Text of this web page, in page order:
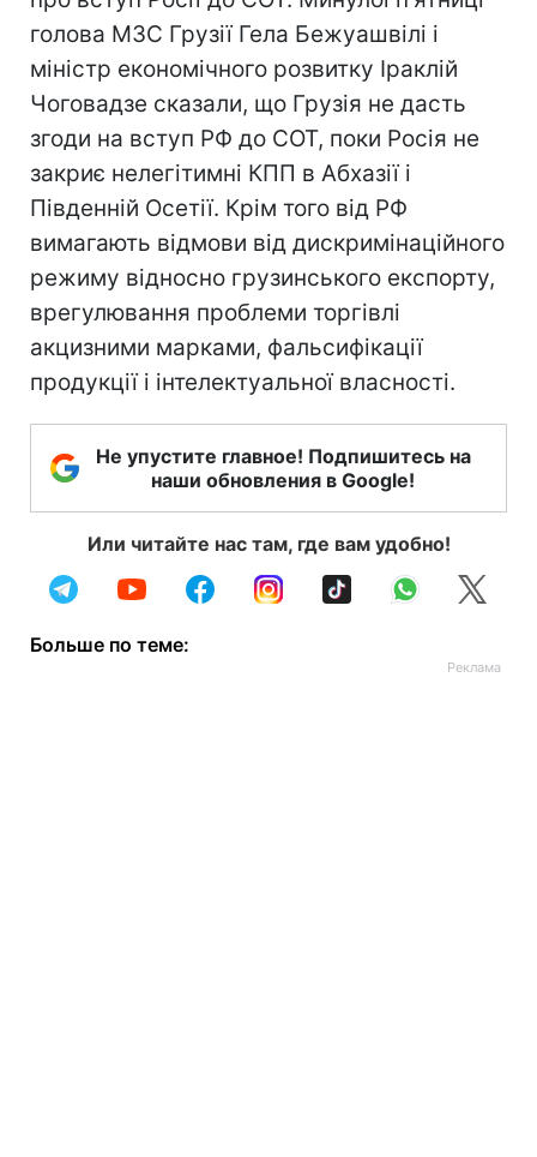
голова МЗС Грузії Гела Бежуашвілі і
міністр економічного розвитку Іраклій
Чоговадзе сказали, що Грузія не дасть
згоди на вступ РФ до СОТ, поки Росія не
закриє нелегітимні КПП в Абхазії і
Південній Осетії. Крім того від РФ
вимагають відмови від дискримінаційного
режиму відносно грузинського експорту,
врегулювання проблеми торгівлі
акцизними марками, фальсифікації
продукції і інтелектуальної власності.
Не упустите главное! Подпишитесь на
наши обновления в Google!
Или читайте нас там, где вам удобно!
Больше по теме: